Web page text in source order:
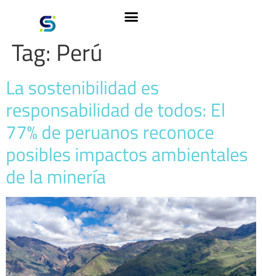
Tag: Perú
La sostenibilidad es
responsabilidad de todos: El
77% de peruanos reconoce
posibles impactos ambientales
de la minería